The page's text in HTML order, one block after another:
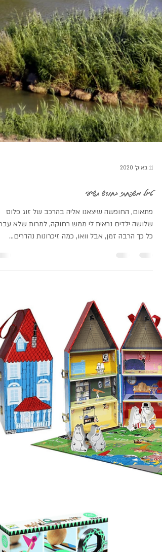
פתאום, החופשה שיצאנו אליה בהרכב של זוג פלוס
שלושה ילדים נראית לי ממש רחוקה, למרות שלא
כל כך הרבה זמן, אבל וואו, כמה זיכרונות נהדרים...